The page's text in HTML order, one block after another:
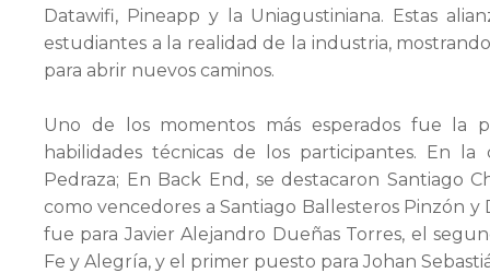
Datawifi, Pineapp y la Uniagustiniana. Estas
estudiantes a la realidad de la industria,
para abrir nuevos caminos.
Uno de los momentos más esperados fue la
habilidades técnicas de los participantes. En
Pedraza; En Back End, se destacaron Santiago
como vencedores a Santiago Ballesteros Pinzón
fue para Javier Alejandro Dueñas Torres, el
Fe y Alegría, y el primer puesto para Johan